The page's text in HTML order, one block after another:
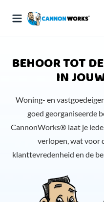
BEHOOR TOT
IN
Woning- en
goed georganiseerde
CannonWorks® laat je
verlopen, wat voor
klanttevredenheid en de